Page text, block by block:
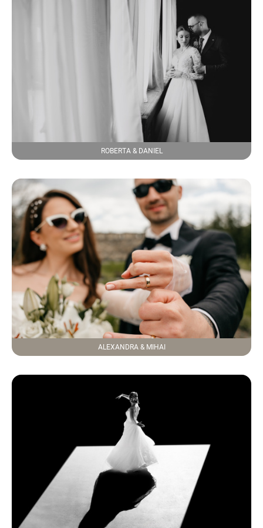
ROBERTA & DANIEL
ALEXANDRA & MIHAI